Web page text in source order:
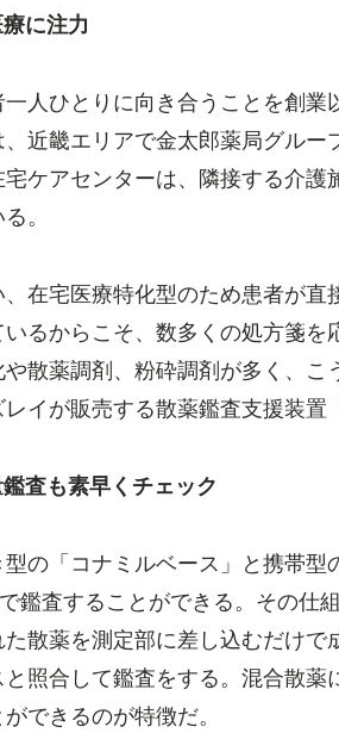
に注力
人ひとりに向き合うことを創業
近畿エリアで金太郎薬局グルー
ケアセンターは、隣接する介護
。
在宅医療特化型のため患者が直
るからこそ、数多くの処方箋を
散薬調剤、粉砕調剤が多く、こ
イが販売する散薬鑑査支援装置
査も素早くチェック
の「コナミルベース」と携帯型
鑑査することができる。その仕
散薬を測定部に差し込むだけで
照合して鑑査をする。混合散薬
できるのが特徴だ。